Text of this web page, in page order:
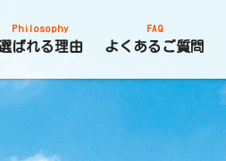
Philosophy
ばれる理由
FAQ
よくあるご質問